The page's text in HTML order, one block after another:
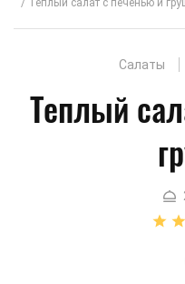
Теплый салат с печенью и
Салаты
Теплый